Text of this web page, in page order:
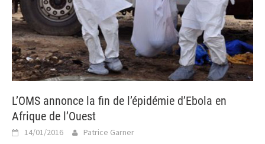
L’OMS annonce la fin de l’épidémie d’Ebola en
Afrique de l’Ouest
14/01/2016 Patrice Garner